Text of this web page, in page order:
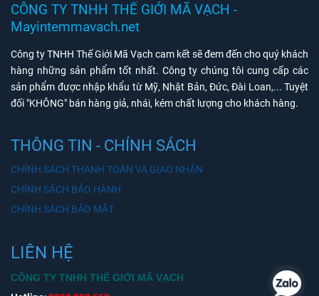
CÔNG TY TNHH THẾ GIỚI MÃ VẠCH -
Mayintemmavach.net
Công ty TNHH Thế Giới Mã Vạch cam kết sẽ đem đến cho quý khách
hàng những sản phẩm tốt nhất. Công ty chúng tôi cung cấp các
sản phẩm được nhập khẩu từ Mỹ, Nhật Bản, Đức, Đài Loan,... Tuyệt
đối "KHÔNG" bán hàng giả, nhái, kém chất lượng cho khách hàng.
THÔNG TIN - CHÍNH SÁCH
CHÍNH SÁCH THANH TOÁN VÀ GIAO NHẬN
CHÍNH SÁCH BẢO HÀNH
CHÍNH SÁCH BẢO MẬT
LIÊN HỆ
CÔNG TY TNHH THẾ GIỚI MÃ VẠCH